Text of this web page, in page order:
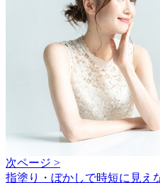
次ページ >
指塗り・ぼかしで時短に見え